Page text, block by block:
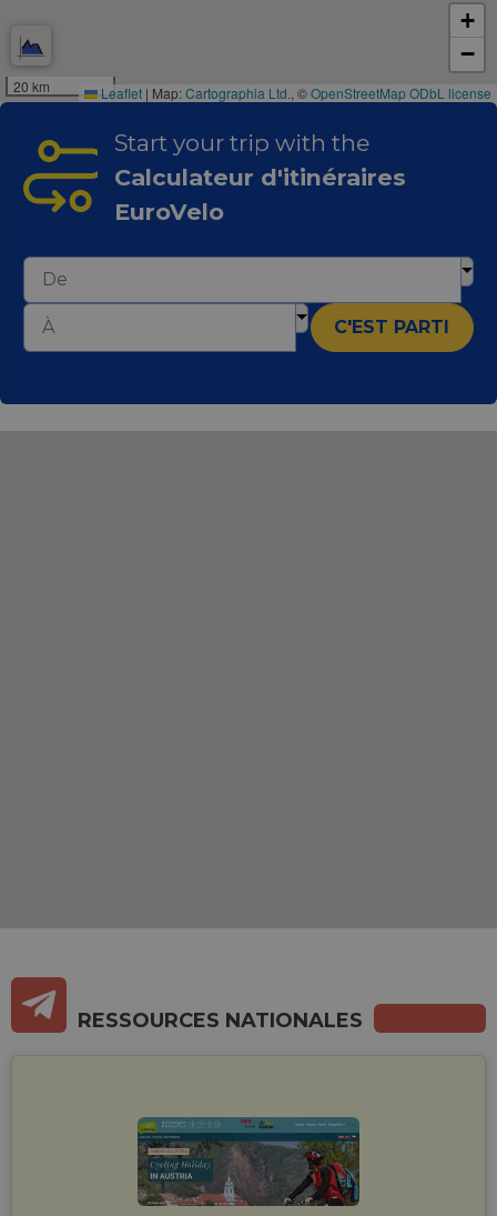
20 km
+
−
Leaflet | Map:Cartographia Ltd. , ©OpenStreetMapODbL license
Start your trip with the
Calculateur d'itinéraires
EuroVelo
C'EST PARTI
RESSOURCES NATIONALES
maintaining
session
consistency
providing
personalized
services.